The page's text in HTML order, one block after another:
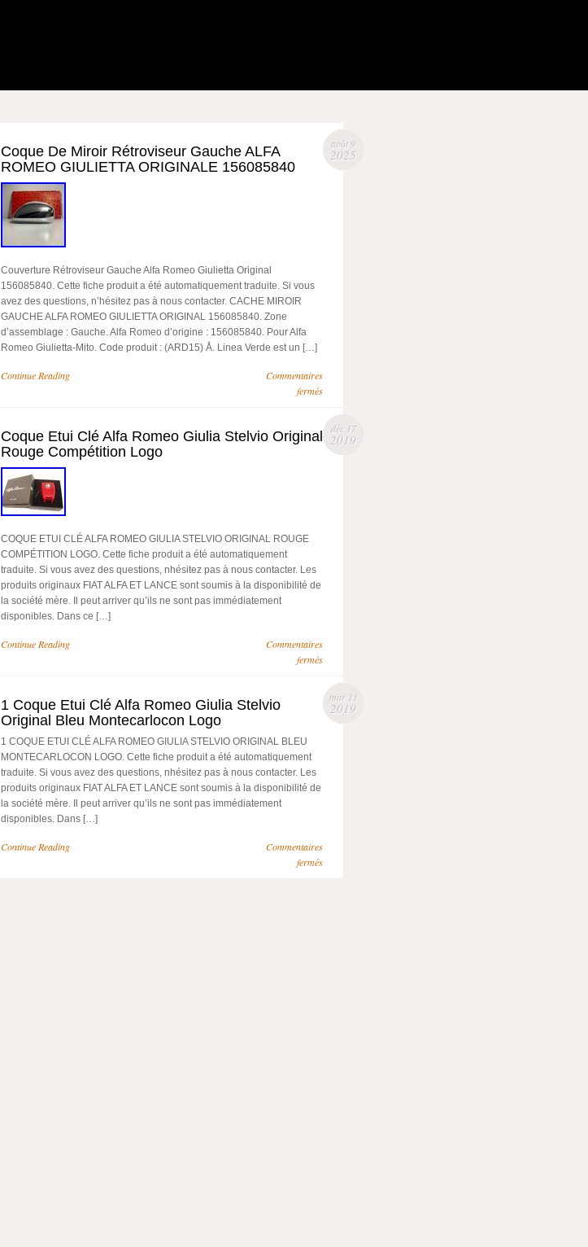
août 9
2025
Coque De Miroir Rétroviseur Gauche ALFA
ROMEO GIULIETTA ORIGINALE 156085840
Couverture Rétroviseur Gauche Alfa Romeo Giulietta Original
156085840. Cette fiche produit a été automatiquement traduite. Si vous
avez des questions, n’hésitez pas à nous contacter. CACHE MIROIR
GAUCHE ALFA ROMEO GIULIETTA ORIGINAL 156085840. Zone
d’assemblage : Gauche. Alfa Romeo d’origine : 156085840. Pour Alfa
Romeo Giulietta-Mito. Code produit : (ARD15) Å. Linea Verde est un […]
Continue Reading
Commentaires
fermés
déc 17
2019
Coque Etui Clé Alfa Romeo Giulia Stelvio Original
Rouge Compétition Logo
COQUE ETUI CLÉ ALFA ROMEO GIULIA STELVIO ORIGINAL ROUGE
COMPÉTITION LOGO. Cette fiche produit a été automatiquement
traduite. Si vous avez des questions, nhésitez pas à nous contacter. Les
produits originaux FIAT ALFA ET LANCE sont soumis à la disponibilité de
la société mère. Il peut arriver qu’ils ne sont pas immédiatement
disponibles. Dans ce […]
Continue Reading
Commentaires
fermés
mar 11
2019
1 Coque Etui Clé Alfa Romeo Giulia Stelvio
Original Bleu Montecarlocon Logo
1 COQUE ETUI CLÉ ALFA ROMEO GIULIA STELVIO ORIGINAL BLEU
MONTECARLOCON LOGO. Cette fiche produit a été automatiquement
traduite. Si vous avez des questions, nhésitez pas à nous contacter. Les
produits originaux FIAT ALFA ET LANCE sont soumis à la disponibilité de
la société mère. Il peut arriver qu’ils ne sont pas immédiatement
disponibles. Dans […]
Continue Reading
Commentaires
fermés